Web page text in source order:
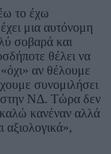
το έχω
μια αυτόνομη
σοβαρά και
θέλει να
αν θέλουμε
συνομιλήσει
στην ΝΔ. Τώρα δεν
κανέναν αλλά
αξιολογικά»,